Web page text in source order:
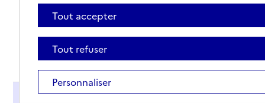
Présentation
Tout accepter
Tout refuser
Personnaliser